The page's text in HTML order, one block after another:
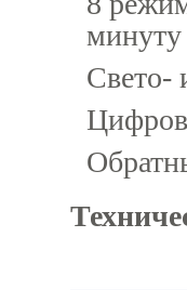
минуту
Свето-